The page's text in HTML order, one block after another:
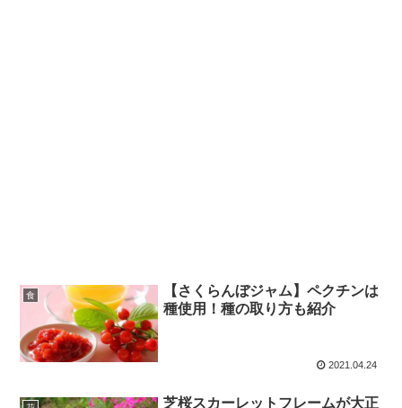
食
【さくらんぼジャム】ペクチンは
種使用！種の取り方も紹介
2021.04.24
芝桜スカーレットフレームが大正